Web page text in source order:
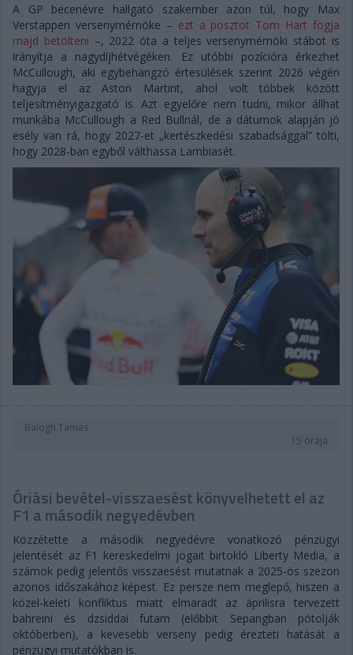
A GP becenévre hallgató szakember azon túl, hogy Max
Verstappen versenymérnöke – ezt a posztot Tom Hart fogja
majd betölteni –, 2022 óta a teljes versenymérnöki stábot is
irányítja a nagydíjhétvégéken. Ez utóbbi pozícióra érkezhet
McCullough, aki egybehangzó értesülések szerint 2026 végén
hagyja el az Aston Martint, ahol volt többek között
teljesítményigazgató is. Azt egyelőre nem tudni, mikor állhat
munkába McCullough a Red Bullnál, de a dátumok alapján jó
esély van rá, hogy 2027-et „kertészkedési szabadsággal” tölti,
hogy 2028-ban egyből válthassa Lambiasét.
Balogh Tamás
15 órája
Óriási bevétel-visszaesést könyvelhetett el az
F1 a második negyedévben
Közzétette a második negyedévre vonatkozó pénzügyi
jelentését az F1 kereskedelmi jogait birtokló Liberty Media, a
számok pedig jelentős visszaesést mutatnak a 2025-ös szezon
azonos időszakához képest. Ez persze nem meglepő, hiszen a
közel-keleti konfliktus miatt elmaradt az áprilisra tervezett
bahreini és dzsiddai futam (előbbit Sepangban pótolják
októberben), a kevesebb verseny pedig érezteti hatását a
pénzügyi mutatókban is.